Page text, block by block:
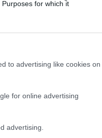
for which it
to advertising like cookies on
for online advertising
advertising.
teljesen új motorral